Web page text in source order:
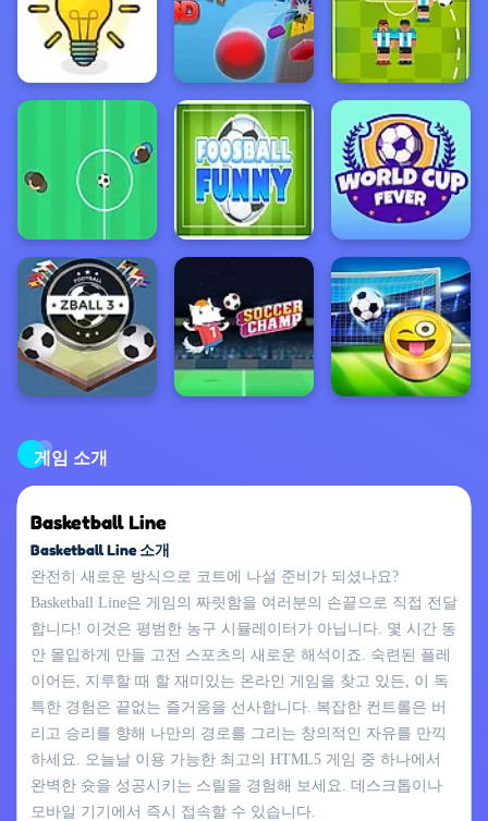
게임 소개
Basketball Line
Basketball Line 소개
완전히 새로운 방식으로 코트에 나설 준비가 되셨나요?
Basketball Line은 게임의 짜릿함을 여러분의 손끝으로 직접 전달
합니다! 이것은 평범한 농구 시뮬레이터가 아닙니다. 몇 시간 동
안 몰입하게 만들 고전 스포츠의 새로운 해석이죠. 숙련된 플레
이어든, 지루할 때 할 재미있는 온라인 게임을 찾고 있든, 이 독
특한 경험은 끝없는 즐거움을 선사합니다. 복잡한 컨트롤은 버
리고 승리를 향해 나만의 경로를 그리는 창의적인 자유를 만끽
하세요. 오늘날 이용 가능한 최고의 HTML5 게임 중 하나에서
완벽한 슛을 성공시키는 스릴을 경험해 보세요. 데스크톱이나
모바일 기기에서 즉시 접속할 수 있습니다.